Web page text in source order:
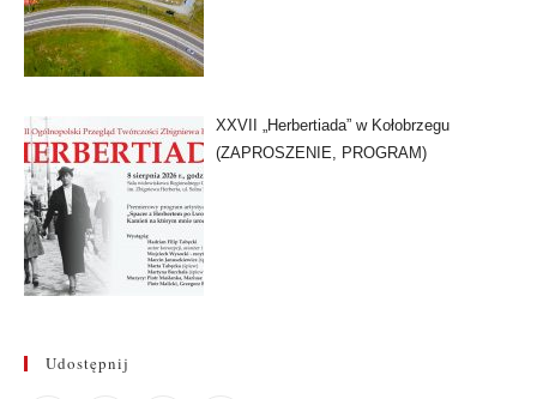
XXVII „Herbertiada” w Kołobrzegu
(ZAPROSZENIE, PROGRAM)
Udostępnij